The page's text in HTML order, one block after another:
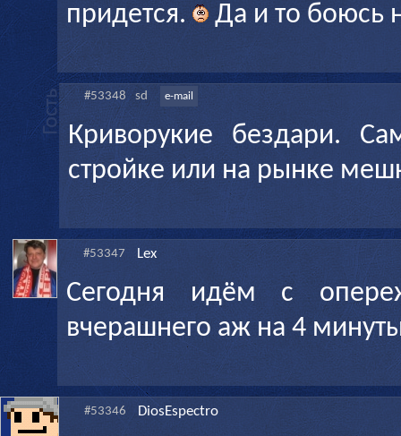
придется.
Да и то боюсь
#53348 sd e-mail
Криворукие бездари.
стройке или на рынке
#53347 Lex
Сегодня идём с
вчерашнего аж на 4
#53346 DiosEspectro